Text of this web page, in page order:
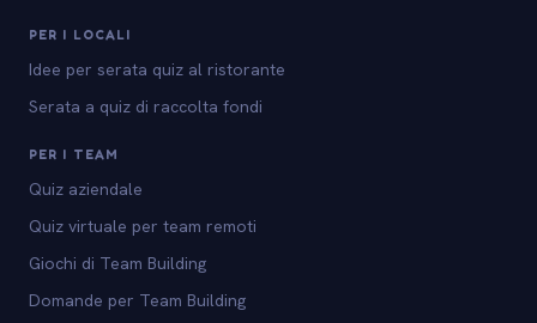
PER I LOCALI
Idee per serata quiz al ristorante
Serata a quiz di raccolta fondi
PER I TEAM
Quiz aziendale
Quiz virtuale per team remoti
Giochi di Team Building
Domande per Team Building